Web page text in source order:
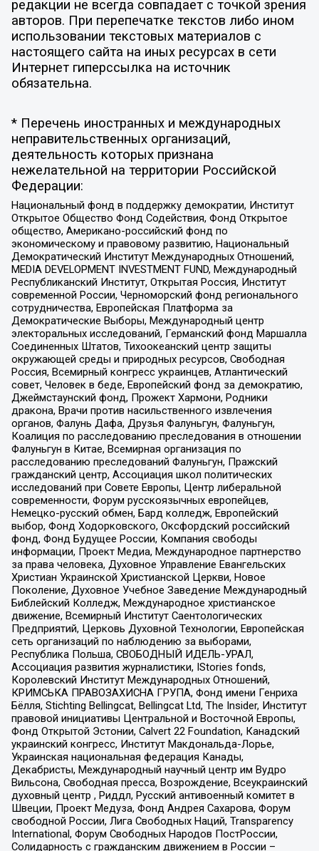
редакции не всегда совпадает с точкой зрения
авторов. При перепечатке текстов либо ином
использовании текстовых материалов с
настоящего сайта на иных ресурсах в сети
Интернет гиперссылка на источник
обязательна.
* Перечень иностранных и международных
неправительственных организаций,
деятельность которых признана
нежелательной на территории Российской
Федерации:
Национальный фонд в поддержку демократии, Институт
Открытое Общество Фонд Содействия, Фонд Открытое
общество, Американо-российский фонд по
экономическому и правовому развитию, Национальный
Демократический Институт Международных Отношений,
MEDIA DEVELOPMENT INVESTMENT FUND, Международный
Республиканский Институт, Открытая Россия, Институт
современной России, Черноморский фонд регионального
сотрудничества, Европейская Платформа за
Демократические Выборы, Международный центр
электоральных исследований, Германский фонд Маршалла
Соединенных Штатов, Тихоокеанский центр защиты
окружающей среды и природных ресурсов, Свободная
Россия, Всемирный конгресс украинцев, Атлантический
совет, Человек в беде, Европейский фонд за демократию,
Джеймстаунский фонд, Прожект Хармони, Родники
дракона, Врачи против насильственного извлечения
органов, Фалунь Дафа, Друзья Фалуньгун, Фалуньгун,
Коалиция по расследованию преследования в отношении
Фалуньгун в Китае, Всемирная организация по
расследованию преследований Фалуньгун, Пражский
гражданский центр, Ассоциация школ политических
исследований при Совете Европы, Центр либеральной
современности, Форум русскоязычных европейцев,
Немецко-русский обмен, Бард колледж, Европейский
выбор, Фонд Ходорковского, Оксфордский российский
фонд, Фонд Будущее России, Компания свободы
информации, Проект Медиа, Международное партнерство
за права человека, Духовное Управление Евангельских
Христиан Украинской Христианской Церкви, Новое
Поколение, Духовное Учебное Заведение Международный
Библейский Колледж, Международное христианское
движение, Всемирный Институт Саентологических
Предприятий, Церковь Духовной Технологии, Европейская
сеть организаций по наблюдению за выборами,
Республика Польша, СВОБОДНЫЙ ИДЕЛЬ-УРАЛ,
Ассоциация развития журналистики, IStories fonds,
Королевский Институт Международных Отношений,
КРИМСЬКА ПРАВОЗАХИСНА ГРУПА, Фонд имени Генриха
Бёлля, Stichting Bellingcat, Bellingcat Ltd, The Insider, Институт
правовой инициативы Центральной и Восточной Европы,
Фонд Открытой Эстонии, Calvert 22 Foundation, Канадский
украинский конгресс, Институт Макдональда-Лорье,
Украинская национальная федерация Канады,
Декабристы, Международный научный центр им Вудро
Вильсона, Свободная пресса, Возрождение, Всеукраинский
духовный центр , Риддл, Русский антивоенный комитет в
Швеции, Проект Медуза, Фонд Андрея Сахарова, Форум
свободной России, Лига Свободных Наций, Transparеncy
International, Форум Свободных Народов ПостРоссии,
Солидарность с гражданским движением в России –